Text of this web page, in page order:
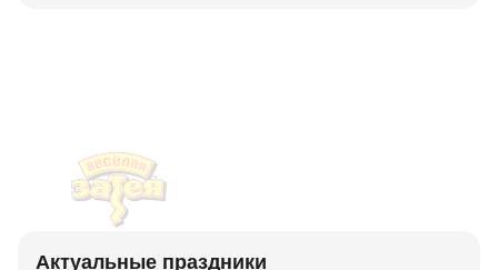
Актуальные праздники